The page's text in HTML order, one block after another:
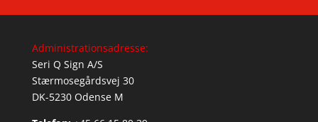
Administrationsadresse:
Seri Q Sign A/S
Stærmosegårdsvej 30
DK-5230 Odense M